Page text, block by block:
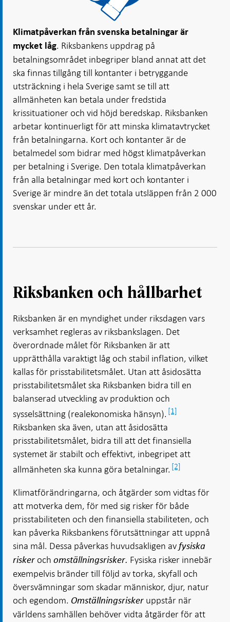
Klimatpåverkan från svenska betalningar är
mycket låg. Riksbankens uppdrag på
betalningsområdet inbegriper bland annat att det
ska finnas tillgång till kontanter i betryggande
utsträckning i hela Sverige samt se till att
allmänheten kan betala under fredstida
krissituationer och vid höjd beredskap. Riksbanken
arbetar kontinuerligt för att minska klimatavtrycket
från betalningarna. Kort och kontanter är de
betalmedel som bidrar med högst klimatpåverkan
per betalning i Sverige. Den totala klimatpåverkan
från alla betalningar med kort och kontanter i
Sverige är mindre än det totala utsläppen från 2 000
svenskar under ett år.
Riksbanken och hållbarhet
Riksbanken är en myndighet under riksdagen vars
verksamhet regleras av riksbankslagen. Det
överordnade målet för Riksbanken är att
upprätthålla varaktigt låg och stabil inflation, vilket
kallas för prisstabilitetsmålet. Utan att åsidosätta
prisstabilitetsmålet ska Riksbanken bidra till en
balanserad utveckling av produktion och
sysselsättning (realekonomiska hänsyn). [1]
Riksbanken ska även, utan att åsidosätta
prisstabilitetsmålet, bidra till att det finansiella
systemet är stabilt och effektivt, inbegripet att
allmänheten ska kunna göra betalningar. [2]
Klimatförändringarna, och åtgärder som vidtas för
att motverka dem, för med sig risker för både
prisstabiliteten och den finansiella stabiliteten, och
kan påverka Riksbankens förutsättningar att uppnå
sina mål. Dessa påverkas huvudsakligen av fysiska
risker och omställningsrisker. Fysiska risker innebär
exempelvis bränder till följd av torka, skyfall och
översvämningar som skadar människor, djur, natur
och egendom. Omställningsrisker uppstår när
världens samhällen behöver vidta åtgärder för att